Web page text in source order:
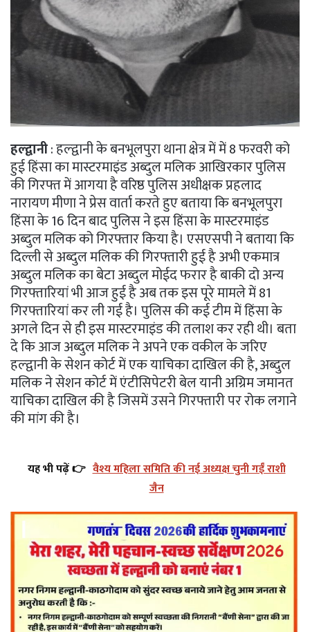
हल्द्वानी: हल्द्वानी के बनभूलपुरा थाना क्षेत्र में में 8 फरवरी को
हुई हिंसा का मास्टरमाइंड अब्दुल मलिक आखिरकार पुलिस
की गिरफ्त में आगया है वरिष्ठ पुलिस अधीक्षक प्रहलाद
नारायण मीणा ने प्रेस वार्ता करते हुए बताया कि बनभूलपुरा
हिंसा के 16 दिन बाद पुलिस ने इस हिंसा के मास्टरमाइंड
अब्दुल मलिक को गिरफ्तार किया है। एसएसपी ने बताया कि
दिल्ली से अब्दुल मलिक की गिरफ्तारी हुई है अभी एकमात्र
अब्दुल मलिक का बेटा अब्दुल मोईद फरार है बाकी दो अन्य
गिरफ्तारियां भी आज हुई है अब तक इस पूरे मामले में 81
गिरफ्तारियां कर ली गई है। पुलिस की कई टीम में हिंसा के
अगले दिन से ही इस मास्टरमाइंड की तलाश कर रही थी। बता
दे कि आज अब्दुल मलिक ने अपने एक वकील के जरिए
हल्द्वानी के सेशन कोर्ट में एक याचिका दाखिल की है, अब्दुल
मलिक ने सेशन कोर्ट में एंटीसिपेटरी बेल यानी अग्रिम जमानत
याचिका दाखिल की है जिसमें उसने गिरफ्तारी पर रोक लगाने
की मांग की है।
यह भी पढ़ें 👉 वैश्य महिला समिति की नई अध्यक्ष चुनी गईं राशी
जैन